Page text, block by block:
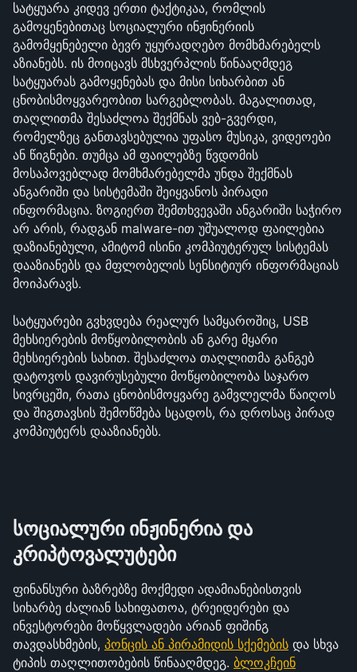
სატყუარა კიდევ ერთი ტაქტიკაა, რომლის
გამოყენებითაც სოციალური ინჟინერიის
გამომყენებელი ბევრ უყურადღებო მომხმარებელს
აზიანებს. ის მოიცავს მსხვერპლის წინააღმდეგ
სატყუარას გამოყენებას და მისი სიხარბით ან
ცნობისმოყვარეობით სარგებლობას. მაგალითად,
თაღლითმა შესაძლოა შექმნას ვებ-გვერდი,
რომელზეც განთავსებულია უფასო მუსიკა, ვიდეოები
ან წიგნები. თუმცა ამ ფაილებზე წვდომის
მოსაპოვებლად მომხმარებელმა უნდა შექმნას
ანგარიში და სისტემაში შეიყვანოს პირადი
ინფორმაცია. ზოგიერთ შემთხვევაში ანგარიში საჭირო
არ არის, რადგან malware-ით უშუალოდ ფაილებია
დაზიანებული, ამიტომ ისინი კომპიუტერულ სისტემას
დააზიანებს და მფლობელის სენსიტიურ ინფორმაციას
მოიპარავს.
სატყუარები გვხვდება რეალურ სამყაროშიც, USB
მეხსიერების მოწყობილობის ან გარე მყარი
მეხსიერების სახით. შესაძლოა თაღლითმა განგებ
დატოვოს დავირუსებული მოწყობილობა საჯარო
სივრცეში, რათა ცნობისმოყვარე გამვლელმა წაიღოს
და შიგთავსის შემოწმება სცადოს, რა დროსაც პირად
კომპიუტერს დააზიანებს.
სოციალური ინჟინერია და
კრიპტოვალუტები
ფინანსური ბაზრებზე მოქმედი ადამიანებისთვის
სიხარბე ძალიან სახიფათოა, ტრეიდერები და
ინვესტორები მოწყვლადები არიან ფიშინგ
თავდასხმების, პონცის ან პირამიდის სქემების და სხვა
ტიპის თაღლითობების წინააღმდეგ. ბლოკჩეინ